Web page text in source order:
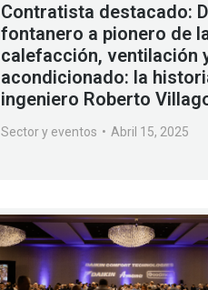
Contratista destacado:
fontanero a pionero de
calefacción, ventilación
acondicionado: la
ingeniero Roberto
Sector y eventos Abril 15, 2025